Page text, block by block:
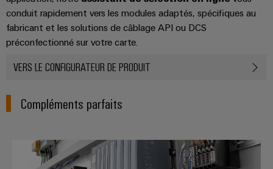
conduit rapidement vers les modules adaptés, spécifiques au
fabricant et les solutions de câblage API ou DCS
préconfectionné sur votre carte.
VERS LE CONFIGURATEUR DE PRODUIT
Compléments parfaits
Modules API, câblage API et